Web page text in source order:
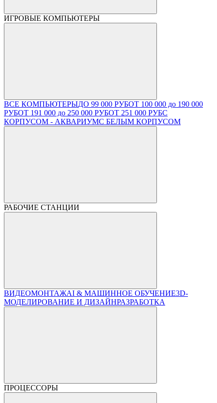
ИГРОВЫЕ КОМПЬЮТЕРЫ
ВСЕ КОМПЬЮТЕРЫДО 99 000 РУБОТ 100 000 до 190 000
РУБОТ 191 000 до 250 000 РУБОТ 251 000 РУБС
КОРПУСОМ - АКВАРИУМС БЕЛЫМ КОРПУСОМ
РАБОЧИЕ СТАНЦИИ
ВИДЕОМОНТАЖAI & МАШИННОЕ ОБУЧЕНИЕ3D-
МОДЕЛИРОВАНИЕ И ДИЗАЙНРАЗРАБОТКА
ПРОЦЕССОРЫ